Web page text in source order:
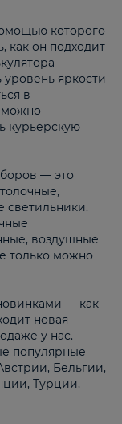
которого
как он подходит
яркости
в
можно
курьерскую
— это
светильники.
воздушные
только можно
— как
новая
у нас.
популярные
Бельгии,
Турции,